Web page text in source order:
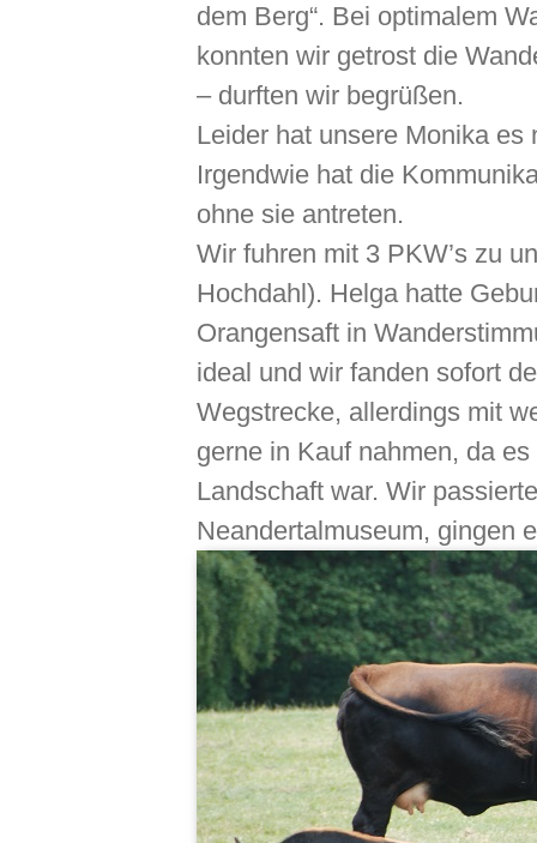
dem Berg“. Bei optimalem
konnten wir getrost die
– durften wir begrüßen.
Leider hat unsere Monika
Irgendwie hat die
ohne sie antreten.
Wir fuhren mit 3 PKW’s zu
Hochdahl). Helga hatte
Orangensaft in
ideal und wir fanden sofort
Wegstrecke, allerdings mit
gerne in Kauf nahmen, da
Landschaft war. Wir
Neandertalmuseum, gingen